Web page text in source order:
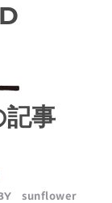
記事
sunflower